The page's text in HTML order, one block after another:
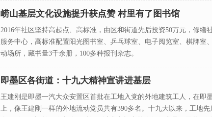
崂山基层文化设施提升获点赞 村里有了图书馆
2016年社区坚持高起点、高标准，由区和街道先后投资50万元，修缮
服务中心，高标准配置阳光图书室、乒乓球室、电子阅览室、棋牌室
动场所，藏书量3千余册，100多种报刊杂志。
即墨区各街道：十九大精神宣讲进基层
王建刚是即墨一汽大众安置区首批在工地入党的外地建筑工人，在即
上，像王建刚一样的外地流动党员共有390多名。十九大以来，工地先